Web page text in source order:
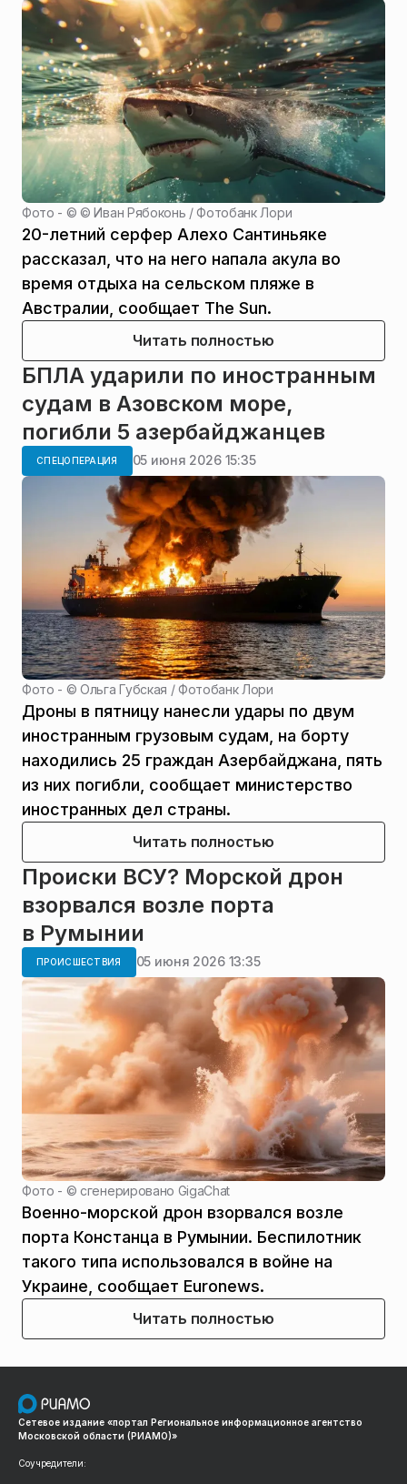
Фото - ©© Иван Рябоконь / Фотобанк Лори
20-летний серфер Алехо Сантиньяке
рассказал, что на него напала акула во
время отдыха на сельском пляже в
Австралии, сообщает The Sun.
Читать полностью
БПЛА ударили по иностранным
судам в Азовском море,
погибли 5 азербайджанцев
СПЕЦОПЕРАЦИЯ 05 июня 2026 15:35
Фото - ©Ольга Губская / Фотобанк Лори
Дроны в пятницу нанесли удары по двум
иностранным грузовым судам, на борту
находились 25 граждан Азербайджана, пять
из них погибли, сообщает министерство
иностранных дел страны.
Читать полностью
Происки ВСУ? Морской дрон
взорвался возле порта
в Румынии
ПРОИСШЕСТВИЯ 05 июня 2026 13:35
Фото - © сгенерировано GigaChat
Военно-морской дрон взорвался возле
порта Констанца в Румынии. Беспилотник
такого типа использовался в войне на
Украине, сообщает Euronews.
Читать полностью
Сетевое издание «портал Региональное информационное агентство
Московской области (РИАМО)»
Соучредители: